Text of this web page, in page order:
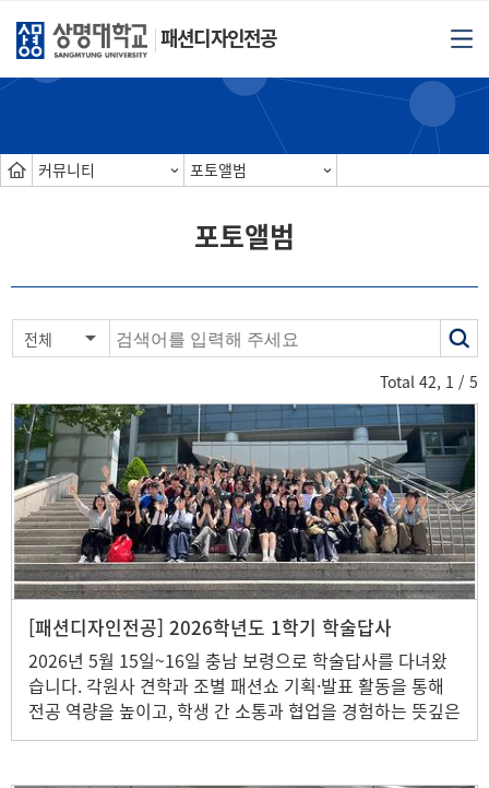
패션디자인전공
커뮤니티 포토앨범
포토앨범
전체
Total 42, 1 / 5
[패션디자인전공] 2026학년도 1학기 학술답사
2026년 5월 15일~16일 충남 보령으로 학술답사를 다녀왔
습니다. 각원사 견학과 조별 패션쇼 기획·발표 활동을 통해
전공 역량을 높이고, 학생 간 소통과 협업을 경험하는 뜻깊은
시간을 가졌습니다. 또한 다양한 교류 활동을 통해 학과 구성